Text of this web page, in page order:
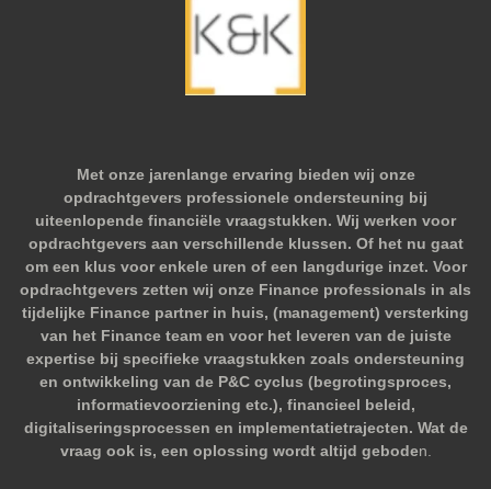
Met onze jarenlange ervaring bieden wij onze
opdrachtgevers professionele ondersteuning bij
uiteenlopende financiële vraagstukken. Wij werken voor
opdrachtgevers aan verschillende klussen. Of het nu gaat
om een klus voor enkele uren of een langdurige inzet. Voor
opdrachtgevers zetten wij onze Finance professionals in als
tijdelijke Finance partner in huis, (management) versterking
van het Finance team en voor het leveren van de juiste
expertise bij specifieke vraagstukken zoals ondersteuning
en ontwikkeling van de P&C cyclus (begrotingsproces,
informatievoorziening etc.), financieel beleid,
digitaliseringsprocessen en implementatietrajecten. Wat de
vraag ook is, een oplossing wordt altijd geboden.